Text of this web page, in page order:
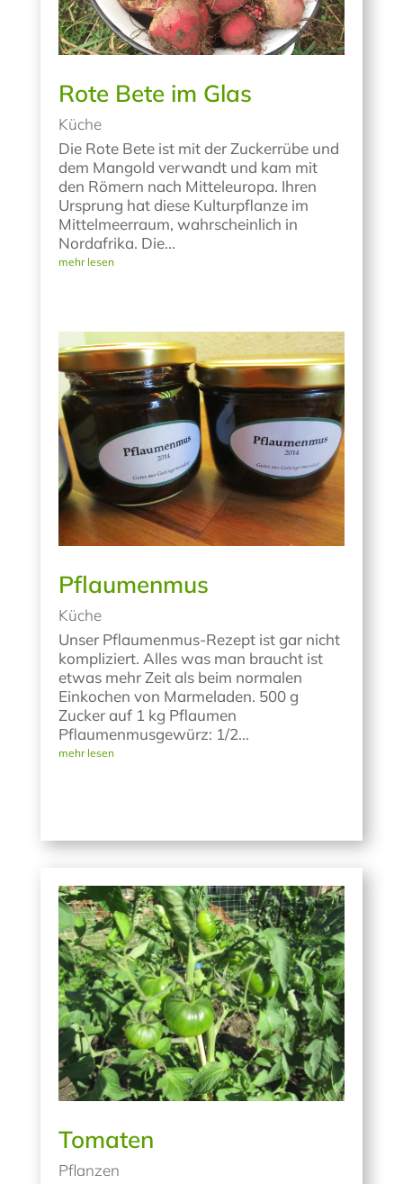
Rote Bete im Glas
Küche
Die Rote Bete ist mit der Zuckerrübe und
dem Mangold verwandt und kam mit
den Römern nach Mitteleuropa. Ihren
Ursprung hat diese Kulturpflanze im
Mittelmeerraum, wahrscheinlich in
Nordafrika. Die...
mehr lesen
Pflaumenmus
Küche
Unser Pflaumenmus-Rezept ist gar nicht
kompliziert. Alles was man braucht ist
etwas mehr Zeit als beim normalen
Einkochen von Marmeladen. 500 g
Zucker auf 1 kg Pflaumen
Pflaumenmusgewürz: 1/2...
mehr lesen
Tomaten
Pflanzen